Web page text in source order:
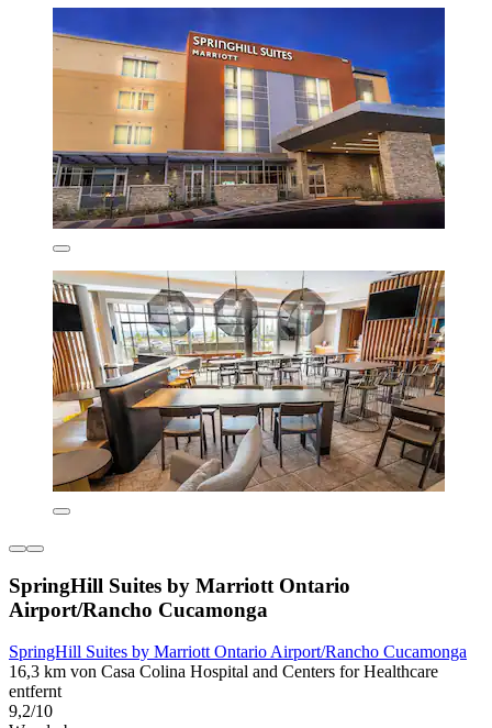
SpringHill Suites by Marriott Ontario
Airport/Rancho Cucamonga
SpringHill Suites by Marriott Ontario Airport/Rancho Cucamonga
16,3 km von Casa Colina Hospital and Centers for Healthcare
entfernt
9,2/10